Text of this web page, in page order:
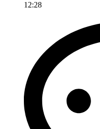
12:28